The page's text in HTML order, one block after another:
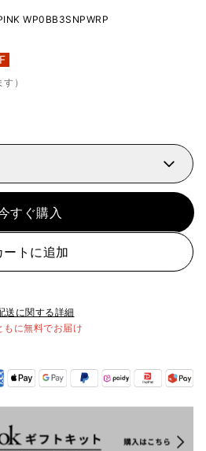
WP0BB3SNPWRP
）
すぐ購入
ートに追加
送に関する詳細
に無料でお届け